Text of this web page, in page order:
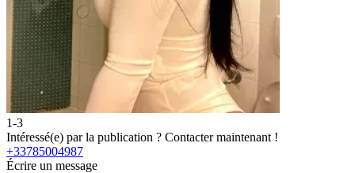
1-3
Intéressé(e) par la publication ? Contacter maintenant !
+33785004987
Écrire un message